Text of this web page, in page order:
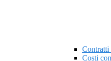
Contratti
Costi